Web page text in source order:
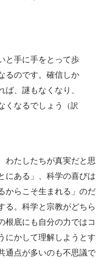
と手に手をとって歩
るのです。確信しか
ば、謎もなくなり、
くなるでしょう
（訳
わたしたちが真実だと思
にある」、科学の喜びは
からこそ生まれる」のだ
る。科学と宗教がどちら
根底にも自分の力ではコ
にかして理解しようとす
通点が多いのも不思議で